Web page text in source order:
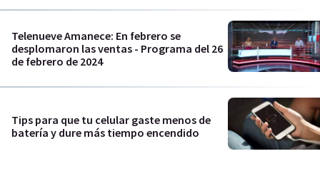
Telenueve Amanece: En febrero se
desplomaron las ventas - Programa del 26
de febrero de 2024
Tips para que tu celular gaste menos de
batería y dure más tiempo encendido